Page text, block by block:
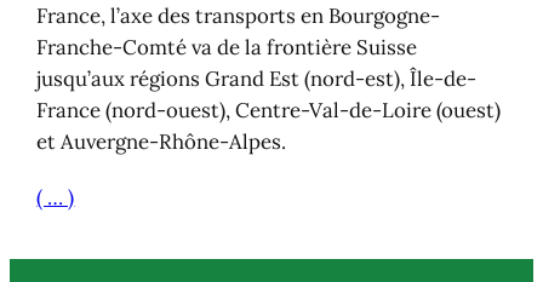
France, l’axe des transports en Bourgogne-
Franche-Comté va de la frontière Suisse
jusqu’aux régions Grand Est (nord-est), Île-de-
France (nord-ouest), Centre-Val-de-Loire (ouest)
et Auvergne-Rhône-Alpes.
( … )